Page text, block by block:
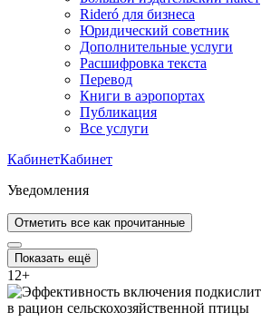
Rideró для бизнеса
Юридический советник
Дополнительные услуги
Расшифровка текста
Перевод
Книги в аэропортах
Публикация
Все услуги
КабинетКабинет
Уведомления
Отметить все как прочитанные
Показать ещё
12+